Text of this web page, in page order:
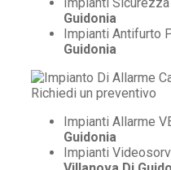
Guidonia
Impianti Antifurto
Guidonia
Impianti Allarme
Guidonia
Impianti